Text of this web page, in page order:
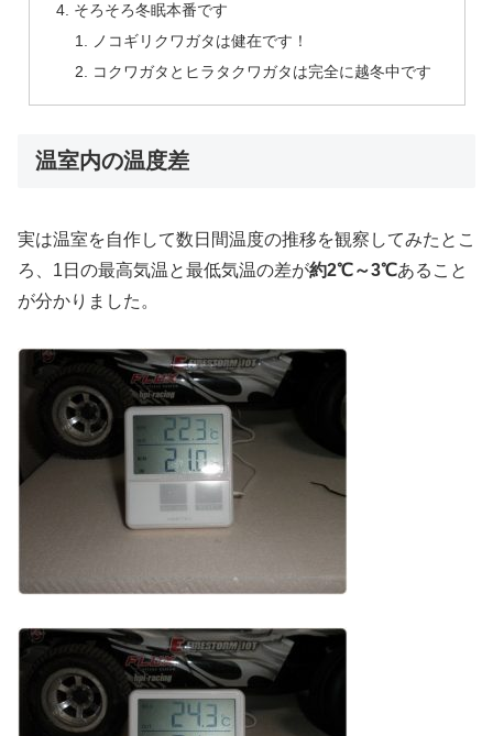
そろそろ冬眠本番です
ノコギリクワガタは健在です！
コクワガタとヒラタクワガタは完全に越冬中です
温室内の温度差
実は温室を自作して数日間温度の推移を観察してみたとこ
ろ、1日の最高気温と最低気温の差が約2℃～3℃あること
が分かりました。